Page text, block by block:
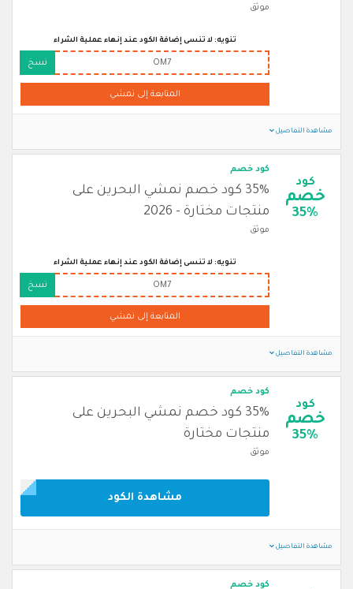
موثق
تنويه: لا تنسى إضافة الكود عند إنهاء عملية الشراء
OM7 نسخ
المتابعة إلى نمشي
مشاهدة التفاصيل
كود
خصم
35%
كود خصم
35% كود خصم نمشي البحرين على
منتجات مختارة - 2026
موثق
تنويه: لا تنسى إضافة الكود عند إنهاء عملية الشراء
OM7 نسخ
المتابعة إلى نمشي
مشاهدة التفاصيل
كود
خصم
35%
كود خصم
35% كود خصم نمشي البحرين على
منتجات مختارة
موثق
مشاهدة الكود
مشاهدة التفاصيل
كود خصم